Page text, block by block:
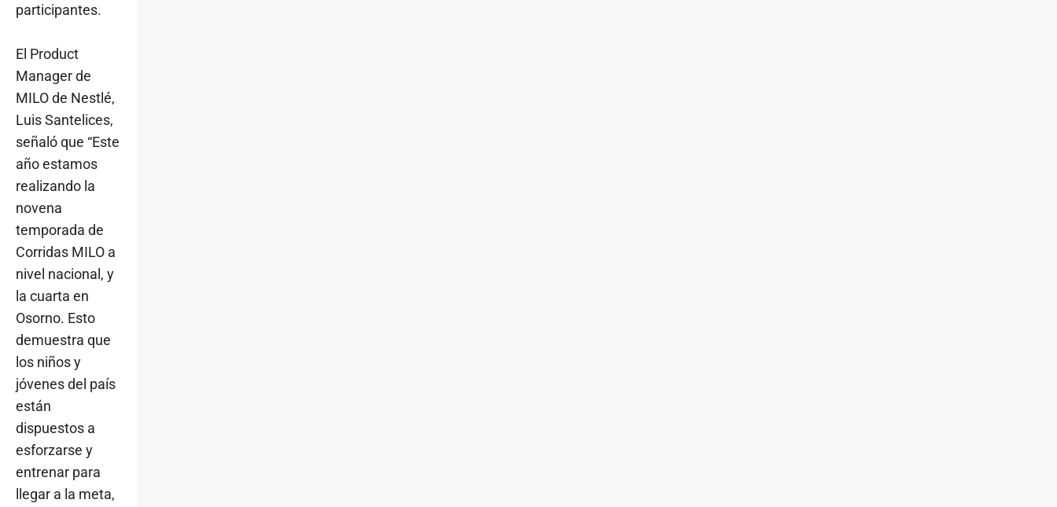
participantes.
El Product
Manager de
MILO de Nestlé,
Luis Santelices,
señaló que “Este
año estamos
realizando la
novena
temporada de
Corridas MILO a
nivel nacional, y
la cuarta en
Osorno. Esto
demuestra que
los niños y
jóvenes del país
están
dispuestos a
esforzarse y
entrenar para
llegar a la meta,